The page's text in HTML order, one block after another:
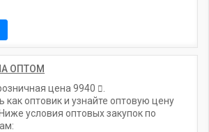
ОПТОМ
цена 9940
как оптовик и узнайте оптовую цену
условия оптовых закупок по